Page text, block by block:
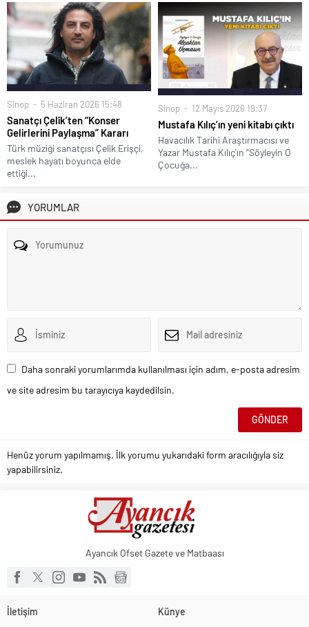
Sinop 5 Haziran 2026 15:48
Sanatçı Çelik’ten “Konser
Gelirlerini Paylaşma” Kararı
Türk müziği sanatçısı Çelik Erişçi,
meslek hayatı boyunca elde
ettiği...
Sinop 12 Mayıs 2026 19:37
Mustafa Kılıç’ın yeni kitabı çıktı
Havacılık Tarihi Araştırmacısı ve
Yazar Mustafa Kılıç'ın "Söyleyin O
Çocuğa...
YORUMLAR
Daha sonraki yorumlarımda kullanılması için adım, e-posta adresim
ve site adresim bu tarayıcıya kaydedilsin.
Henüz yorum yapılmamış. İlk yorumu yukarıdaki form aracılığıyla siz
yapabilirsiniz.
Ayancık Ofset Gazete ve Matbaası
İletişim Künye